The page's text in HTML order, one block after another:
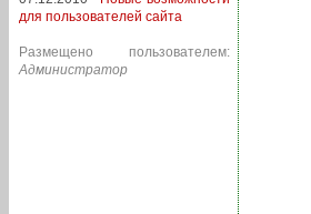
для пользователей сайта
Размещено пользователем:
Администратор